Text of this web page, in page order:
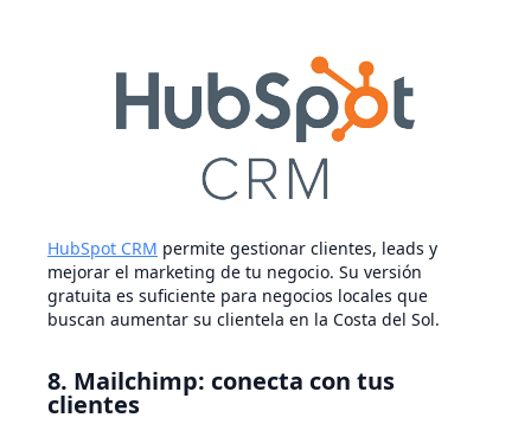
HubSpot CRM permite gestionar clientes, leads y
mejorar el marketing de tu negocio. Su versión
gratuita es suficiente para negocios locales que
buscan aumentar su clientela en la Costa del Sol.
8. Mailchimp: conecta con tus
clientes